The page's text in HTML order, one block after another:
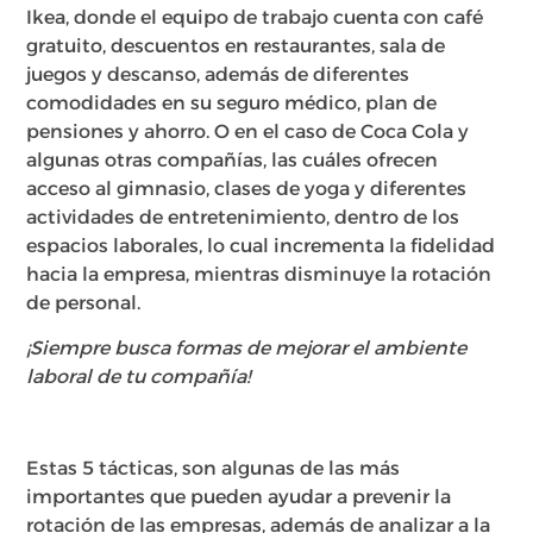
Ikea, donde el equipo de trabajo cuenta con café
gratuito, descuentos en restaurantes, sala de
juegos y descanso, además de diferentes
comodidades en su seguro médico, plan de
pensiones y ahorro. O en el caso de Coca Cola y
algunas otras compañías, las cuáles ofrecen
acceso al gimnasio, clases de yoga y diferentes
actividades de entretenimiento, dentro de los
espacios laborales, lo cual incrementa la fidelidad
hacia la empresa, mientras disminuye la rotación
de personal.
¡Siempre busca formas de mejorar el ambiente
laboral de tu compañía!
Estas 5 tácticas, son algunas de las más
importantes que pueden ayudar a prevenir la
rotación de las empresas, además de analizar a la